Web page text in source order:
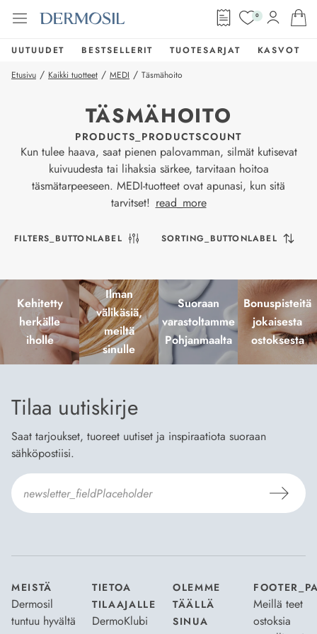
0
UUTUUDET BESTSELLERIT TUOTESARJAT
KASVOT
Etusivu / Kaikki tuotteet / MEDI / Täsmähoito
TÄSMÄHOITO
PRODUCTS_PRODUCTSCOUNT
Kun tulee haava, saat pienen palovamman, silmät kutisevat
kuivuudesta tai lihaksia särkee, tarvitaan hoitoa
täsmätarpeeseen. MEDI-tuotteet ovat apunasi, kun sitä
tarvitset! read_more
FILTERS_BUTTONLABEL SORTING_BUTTONLABEL
Kehitetty
herkälle
iholle
Ilman
välikäsiä,
meiltä
sinulle
Suoraan
varastoltamme
Pohjanmaalta
Bonuspisteitä
jokaisesta
ostoksesta
Tilaa uutiskirje
Saat tarjoukset, tuoreet uutiset ja inspiraatiota suoraan
sähköpostiisi.
MEISTÄ
Dermosil
tuntuu hyvältä
TIETOA
TILAAJALLE
DermoKlubi
OLEMME
TÄÄLLÄ
SINUA
Meillä teet
ostoksia